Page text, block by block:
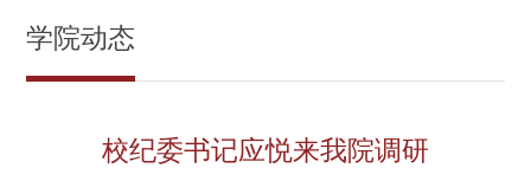
学院动态
校纪委书记应悦来我院调研